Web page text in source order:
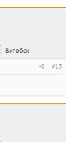
Витебск
#13